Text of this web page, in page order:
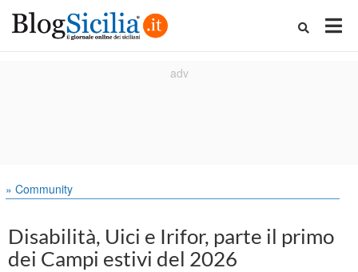
» Community
Disabilità, Uici e Irifor, parte il primo
dei Campi estivi del 2026